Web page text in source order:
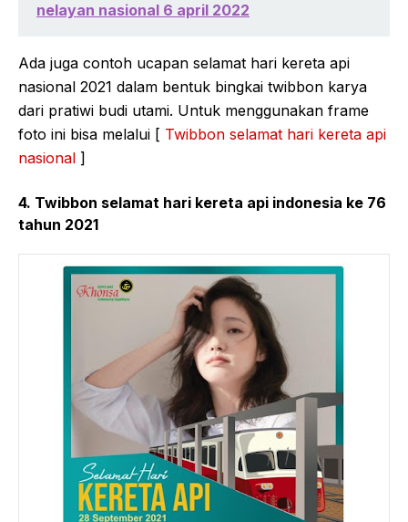
nelayan nasional 6 april 2022
Ada juga contoh ucapan selamat hari kereta api
nasional 2021 dalam bentuk bingkai twibbon karya
dari pratiwi budi utami. Untuk menggunakan frame
foto ini bisa melalui [ Twibbon selamat hari kereta api
nasional ]
4. Twibbon selamat hari kereta api indonesia ke 76
tahun 2021